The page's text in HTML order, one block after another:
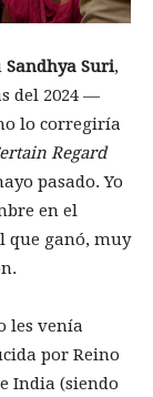
Sandhya Suri,
del 2024 —
lo corregiría
Regard
pasado. Yo
en el
que ganó, muy
les venía
por Reino
India (siendo